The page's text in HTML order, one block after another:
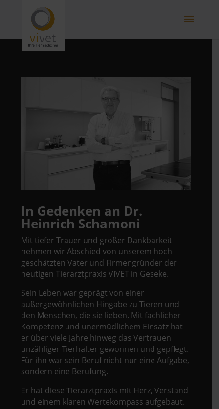
In Gedenken an Dr.
Heinrich Schamoni
Mit tiefer Trauer und großer Dankbarkeit
nehmen wir Abschied von unserem hoch
geschätzten Vater und Firmengründer der
heutigen Tierarztpraxis VIVET in Geseke.
Sein Leben war geprägt von einer
außergewöhnlichen Hingabe zu Tieren und
den Menschen, die sie lieben. Mit fachlicher
Kompetenz und unermüdlichem Einsatz hat
er über viele Jahre hinweg das Vertrauen
unzähliger Tierhalter gewonnen und gepflegt.
Für ihn war sein Beruf nicht nur eine Aufgabe,
sondern eine Berufung.
Er hat diese Tierarztpraxis mit Herz, Verstand
und einem klaren Wertekompass aufgebaut.